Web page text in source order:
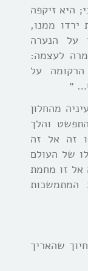
היא זיקפה
ממנו,
על הנערה
לעצמה:
הרקומה על
״
מהחלון
והלך
זה אל זה
של העולם
אל זו מחמת
המתמשכות
שהאריך